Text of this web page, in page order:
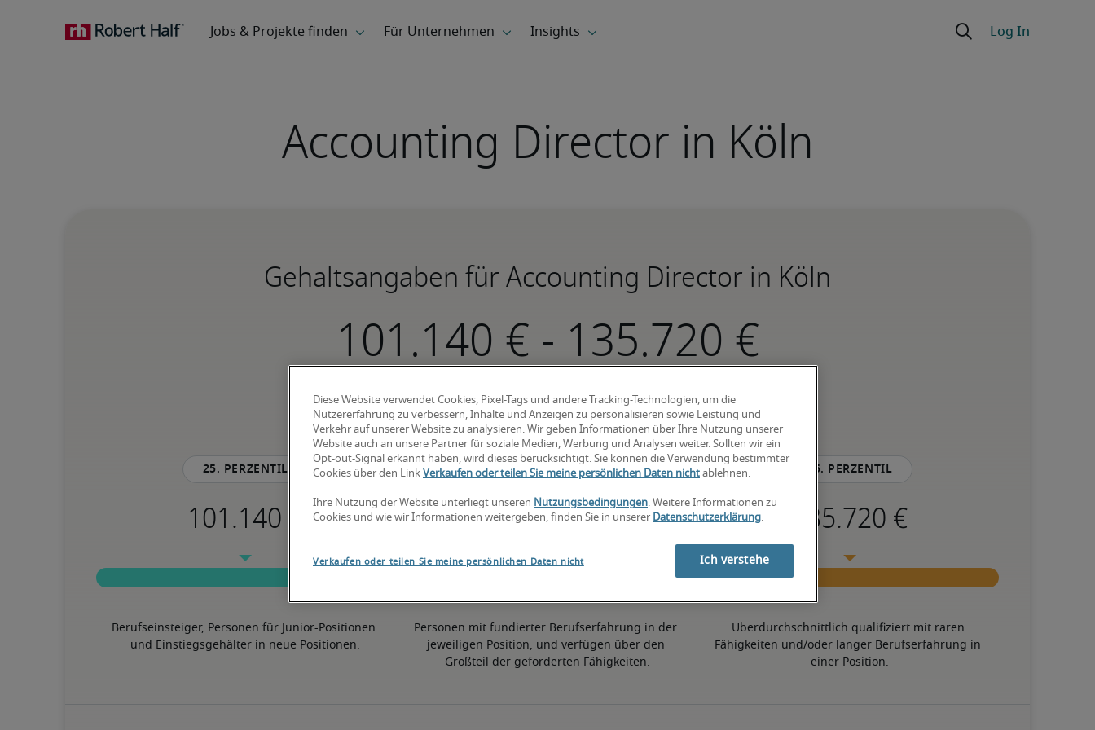
Accounting Director in Köln
Gehaltsangaben für Accounting Director in Köln
-
4% höher als der nationale Durchschnitt
25. Perzentil
Berufseinsteiger, Personen für Junior-Positionen
und Einstiegsgehälter in neue Positionen.
50. Perzentil
Personen mit fundierter Berufserfahrung in der
jeweiligen Position, und verfügen über den
Großteil der geforderten Fähigkeiten.
75. Perzentil
Überdurchschnittlich qualifiziert mit raren
Fähigkeiten und/oder langer Berufserfahrung in
einer Position.
Diese Website verwendet Cookies, Pixel-Tags und andere Tracking-Technologien, um die
Nutzererfahrung zu verbessern, Inhalte und Anzeigen zu personalisieren sowie Leistung und
Verkehr auf unserer Website zu analysieren. Wir geben Informationen über Ihre Nutzung unserer
Website auch an unsere Partner für soziale Medien, Werbung und Analysen weiter. Sollten wir ein
Opt-out-Signal erkannt haben, wird dieses berücksichtigt. Sie können die Verwendung bestimmter
Cookies über den Link Verkaufen oder teilen Sie meine persönlichen Daten nicht ablehnen.
Ihre Nutzung der Website unterliegt unseren Nutzungsbedingungen. Weitere Informationen zu
Cookies und wie wir Informationen weitergeben, finden Sie in unserer Datenschutzerklärung.
Verkaufen oder teilen Sie meine persönlichen Daten nicht Ich verstehe